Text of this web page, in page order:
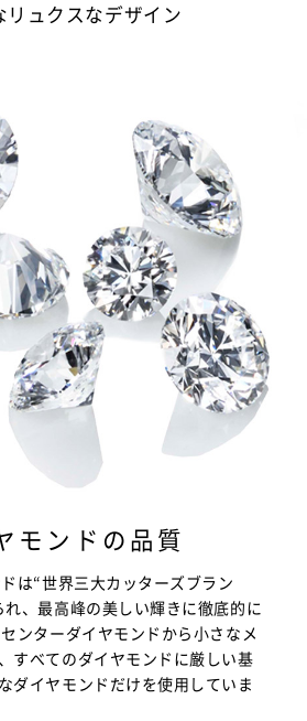
リュクスなデザイン
モンドの品質
は“世界三大カッターズブラン
れ、最高峰の美しい輝きに徹底的に
ンターダイヤモンドから小さなメ
すべてのダイヤモンドに厳しい基
ダイヤモンドだけを使用していま